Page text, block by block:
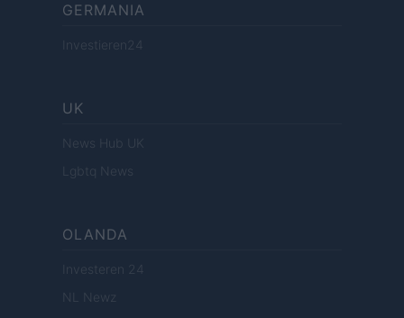
GERMANIA
Investieren24
UK
News Hub UK
Lgbtq News
OLANDA
Investeren 24
NL Newz